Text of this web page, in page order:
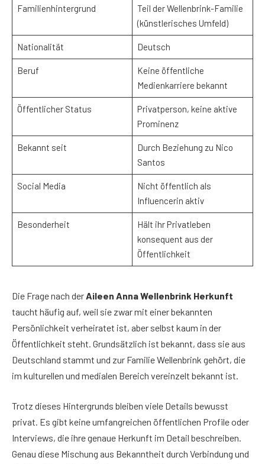
Familienhintergrund
Teil der Wellenbrink-Familie
(künstlerisches Umfeld)
Nationalität Deutsch
Beruf
Keine öffentliche
Medienkarriere bekannt
Öffentlicher Status
Privatperson, keine aktive
Prominenz
Bekannt seit
Durch Beziehung zu Nico
Santos
Social Media
Nicht öffentlich als
Influencerin aktiv
Besonderheit
Hält ihr Privatleben
konsequent aus der
Öffentlichkeit
Die Frage nach der Aileen Anna Wellenbrink Herkunft
taucht häufig auf, weil sie zwar mit einer bekannten
Persönlichkeit verheiratet ist, aber selbst kaum in der
Öffentlichkeit steht. Grundsätzlich ist bekannt, dass sie aus
Deutschland stammt und zur Familie Wellenbrink gehört, die
im kulturellen und medialen Bereich vereinzelt bekannt ist.
Trotz dieses Hintergrunds bleiben viele Details bewusst
privat. Es gibt keine umfangreichen öffentlichen Profile oder
Interviews, die ihre genaue Herkunft im Detail beschreiben.
Genau diese Mischung aus Bekanntheit durch Verbindung und